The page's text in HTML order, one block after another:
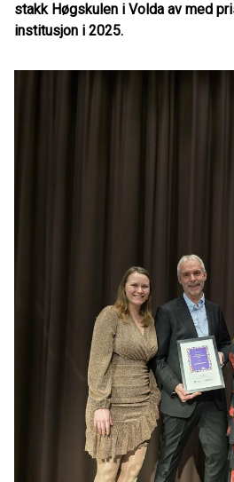
stakk Høgskulen i Volda av med
institusjon i 2025.